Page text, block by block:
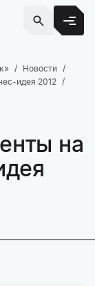
Новости
идея 2012
на